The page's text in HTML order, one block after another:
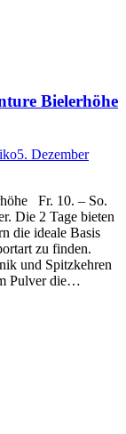
Bielerhöhe
5. Dezember
Fr. 10. – So.
Die 2 Tage bieten
die ideale Basis
zu finden.
und Spitzkehren
Pulver die…